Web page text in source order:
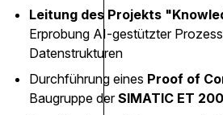
Leitung des Projekts
Erprobung AI-gestützter
Datenstrukturen
Durchführung eines Proof of
Baugruppe derSIMATIC ET